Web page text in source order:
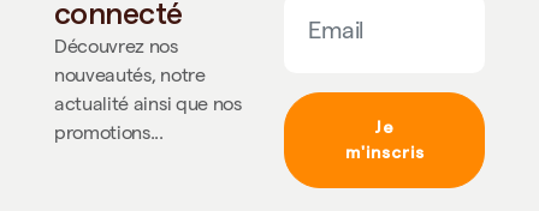
connecté
Découvrez nos
nouveautés, notre
actualité ainsi que nos
promotions...
Je
m'inscris